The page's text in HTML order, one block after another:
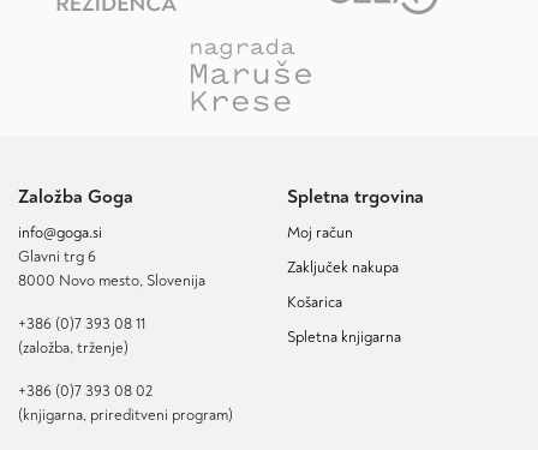
Založba Goga
info@goga.si
Glavni trg 6
8000 Novo mesto, Slovenija
+386 (0)7 393 08 11
(založba, trženje)
+386 (0)7 393 08 02
(knjigarna, prireditveni program)
Spletna trgovina
Moj račun
Zaključek nakupa
Košarica
Spletna knjigarna